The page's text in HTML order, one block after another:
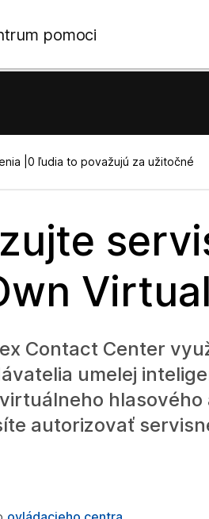
pomoci
| 0 ľudia to považujú za užitočné
Contact Center
umelej
autorizovať